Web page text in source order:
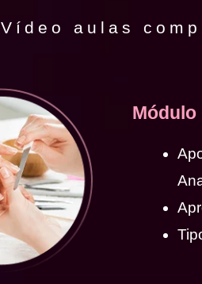
Vídeo aulas
Módulo